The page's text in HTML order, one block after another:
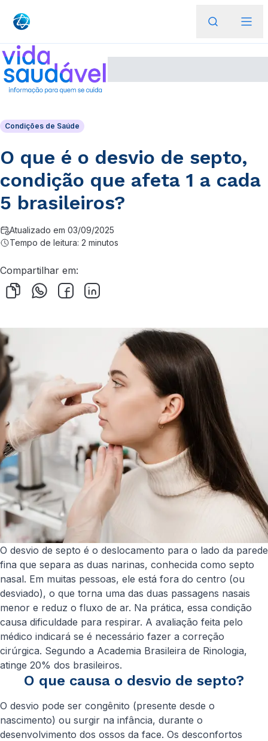
Condições de Saúde
O que é o desvio de septo,
condição que afeta 1 a cada
5 brasileiros?
Atualizado em 03/09/2025
Tempo de leitura: 2 minutos
Compartilhar em:
O desvio de septo é o deslocamento para o lado da parede
fina que separa as duas narinas, conhecida como septo
nasal. Em muitas pessoas, ele está fora do centro (ou
desviado), o que torna uma das duas passagens nasais
menor e reduz o fluxo de ar. Na prática, essa condição
causa dificuldade para respirar. A avaliação feita pelo
médico indicará se é necessário fazer a correção
cirúrgica. Segundo a Academia Brasileira de Rinologia,
atinge 20% dos brasileiros.
O que causa o desvio de septo?
O desvio pode ser congênito (presente desde o
nascimento) ou surgir na infância, durante o
desenvolvimento dos ossos da face. Os desconfortos